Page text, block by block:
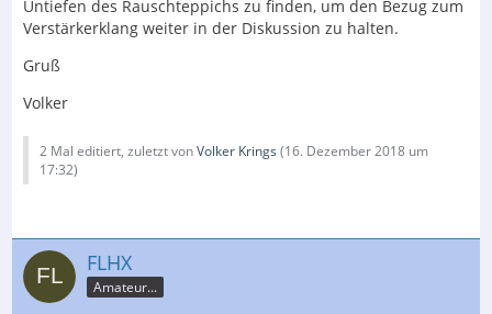
Untiefen des Rauschteppichs zu finden, um den Bezug zum
Verstärkerklang weiter in der Diskussion zu halten.
Gruß
Volker
2 Mal editiert, zuletzt vonVolker Krings (16. Dezember 2018 um
17:32)
FLHX
Amateur...